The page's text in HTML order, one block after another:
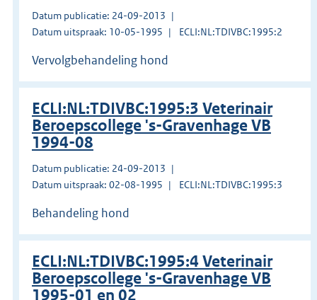
Datum publicatie: 24-09-2013
Datum uitspraak: 10-05-1995
ECLI:NL:TDIVBC:1995:2
Vervolgbehandeling hond
ECLI:NL:TDIVBC:1995:3 Veterinair
Beroepscollege 's-Gravenhage VB
1994-08
Datum publicatie: 24-09-2013
Datum uitspraak: 02-08-1995
ECLI:NL:TDIVBC:1995:3
Behandeling hond
ECLI:NL:TDIVBC:1995:4 Veterinair
Beroepscollege 's-Gravenhage VB
1995-01 en 02